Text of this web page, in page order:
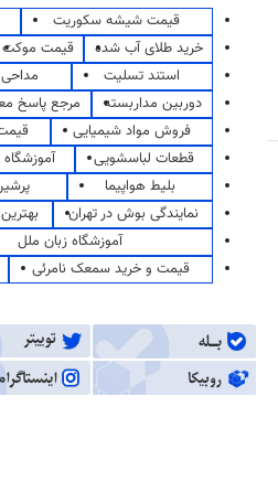
قیمت شیشه سکوریت
خرید طلای آب شده
قیمت موکت
استند تسلیت
دوربین مداربسته
مرجع پاسخ
فروش مواد شیمیایی
قطعات لباسشویی
بلیط هواپیما
نمایندگی بوش در تهران
آموزشگاه زبان ملل
قیمت و خرید سمعک نامرئی